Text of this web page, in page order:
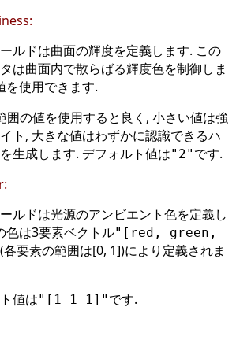
ルドは曲面の輝度を定義します. この
は曲面内で散らばる輝度色を制御しま
を使用できます.
囲の値を使用すると良く, 小さい値は強
ト, 大きな値はわずかに認識できるハ
生成します. デフォルト値は"2" です.
ルドは光源のアンビエント色を定義し
色は3要素ベクトル"[red, green,
(各要素の範囲は[0, 1])により定義されま
値は"[1 1 1]" です.